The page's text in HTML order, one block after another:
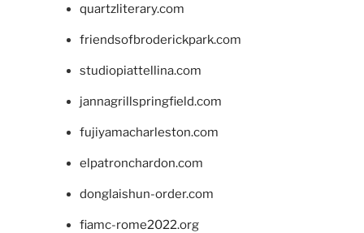
quartzliterary.com
friendsofbroderickpark.com
studiopiattellina.com
jannagrillspringfield.com
fujiyamacharleston.com
elpatronchardon.com
donglaishun-order.com
fiamc-rome2022.org